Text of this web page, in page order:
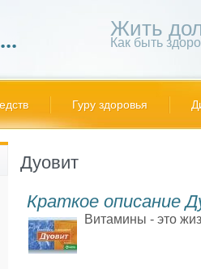
Жить
Как быть
Гуру здоровья
Дуовит
Краткое описание
Витамины - это